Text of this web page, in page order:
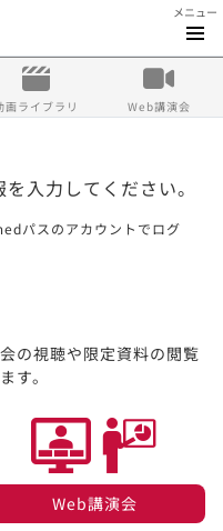
メニュー
画ライブラリ Web講演会
入力してください。
パスのアカウントでログ
の視聴や限定資料の閲覧
す。
Web講演会​